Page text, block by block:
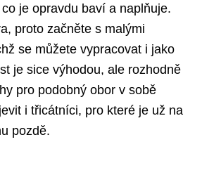
je opravdu baví a naplňuje.
proto začněte s malými
se můžete vypracovat i jako
je sice výhodou, ale rozhodně
pro podobný obor v sobě
i třicátníci, pro které je už na
pozdě.